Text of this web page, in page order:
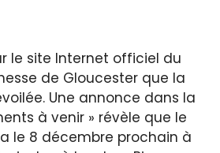
le site Internet officiel du
de Gloucester que la
Une annonce dans la
à venir » révèle que le
le 8 décembre prochain à